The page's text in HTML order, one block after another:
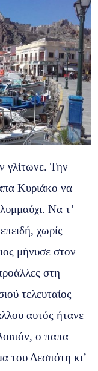
γλίτωνε. Την
Κυριάκο να
Να τ’
χωρίς
μήνυσε στον
στη
τελευταίος
αυτός ήτανε
ο παπα
του Δεσπότη κι’